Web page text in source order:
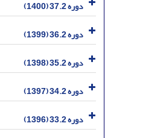
دوره 37.2 (1400)
دوره 36.2 (1399)
دوره 35.2 (1398)
دوره 34.2 (1397)
دوره 33.2 (1396)